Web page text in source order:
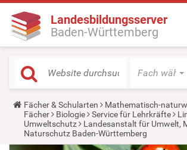
Landesbildungsserver
Baden-Württemberg
Fach wählen
Y
o
u
a
r
Fächer & Schularten
Mathematisch-
Fächer
Biologie Service für Lehrkräfte
Umweltschutz
Landesanstalt für Umwelt,
Naturschutz Baden-Württemberg